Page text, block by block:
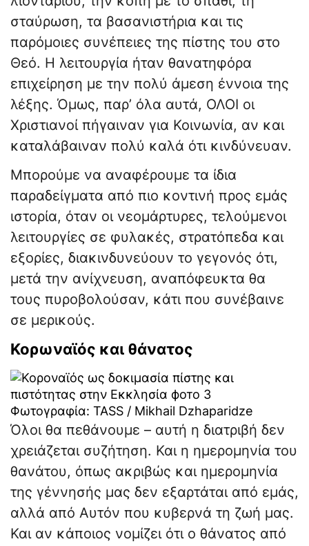
σταύρωση, τα βασανιστήρια και τις
παρόμοιες συνέπειες της πίστης του στο
Θεό. Η λειτουργία ήταν θανατηφόρα
επιχείρηση με την πολύ άμεση έννοια της
λέξης. Όμως, παρ’ όλα αυτά, ΟΛΟΙ οι
Χριστιανοί πήγαιναν για Κοινωνία, αν και
καταλάβαιναν πολύ καλά ότι κινδύνευαν.
Μπορούμε να αναφέρουμε τα ίδια
παραδείγματα από πιο κοντινή προς εμάς
ιστορία, όταν οι νεομάρτυρες, τελούμενοι
λειτουργίες σε φυλακές, στρατόπεδα και
εξορίες, διακινδυνεύουν το γεγονός ότι,
μετά την ανίχνευση, αναπόφευκτα θα
τους πυροβολούσαν, κάτι που συνέβαινε
σε μερικούς.
Κορωναϊός και θάνατος
Φωτογραφία: TASS / Mikhail Dzhaparidze
Όλοι θα πεθάνουμε – αυτή η διατριβή δεν
χρειάζεται συζήτηση. Και η ημερομηνία του
θανάτου, όπως ακριβώς και ημερομηνία
της γέννησής μας δεν εξαρτάται από εμάς,
αλλά από Αυτόν που κυβερνά τη ζωή μας.
Και αν κάποιος νομίζει ότι ο θάνατος από